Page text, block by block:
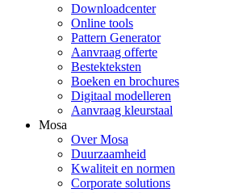
Downloadcenter
Online tools
Pattern Generator
Aanvraag offerte
Bestekteksten
Boeken en brochures
Digitaal modelleren
Aanvraag kleurstaal
Mosa
Over Mosa
Duurzaamheid
Kwaliteit en normen
Corporate solutions